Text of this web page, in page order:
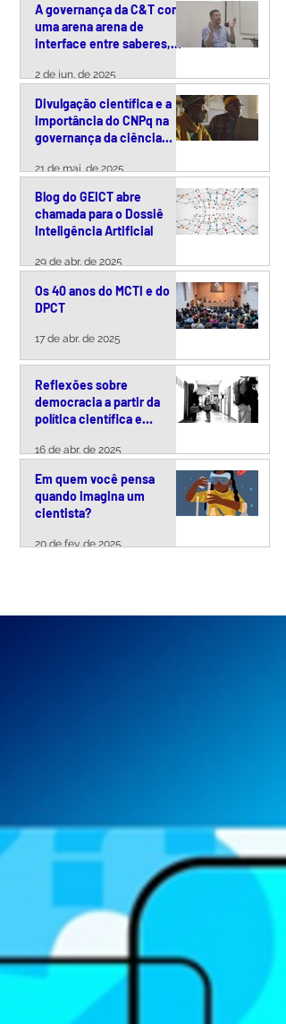
A governança da C&T como
uma arena arena de
interface entre saberes,
públicas
2 de jun. de 2025
Divulgação científica e a
importância do CNPq na
governança da ciência
com Arquimedes Paiva
21 de mai. de 2025
Blog do GEICT abre
chamada para o Dossiê
Inteligência Artificial
29 de abr. de 2025
Os 40 anos do MCTI e do
DPCT
17 de abr. de 2025
Reflexões sobre
democracia a partir da
política científica e
16 de abr. de 2025
Em quem você pensa
quando imagina um
cientista?
20 de fev. de 2025